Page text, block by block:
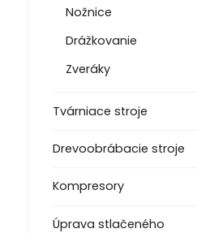
Nožnice
Drážkovanie
Zveráky
Tvárniace stroje
Drevoobrábacie stroje
Kompresory
Úprava stlačeného